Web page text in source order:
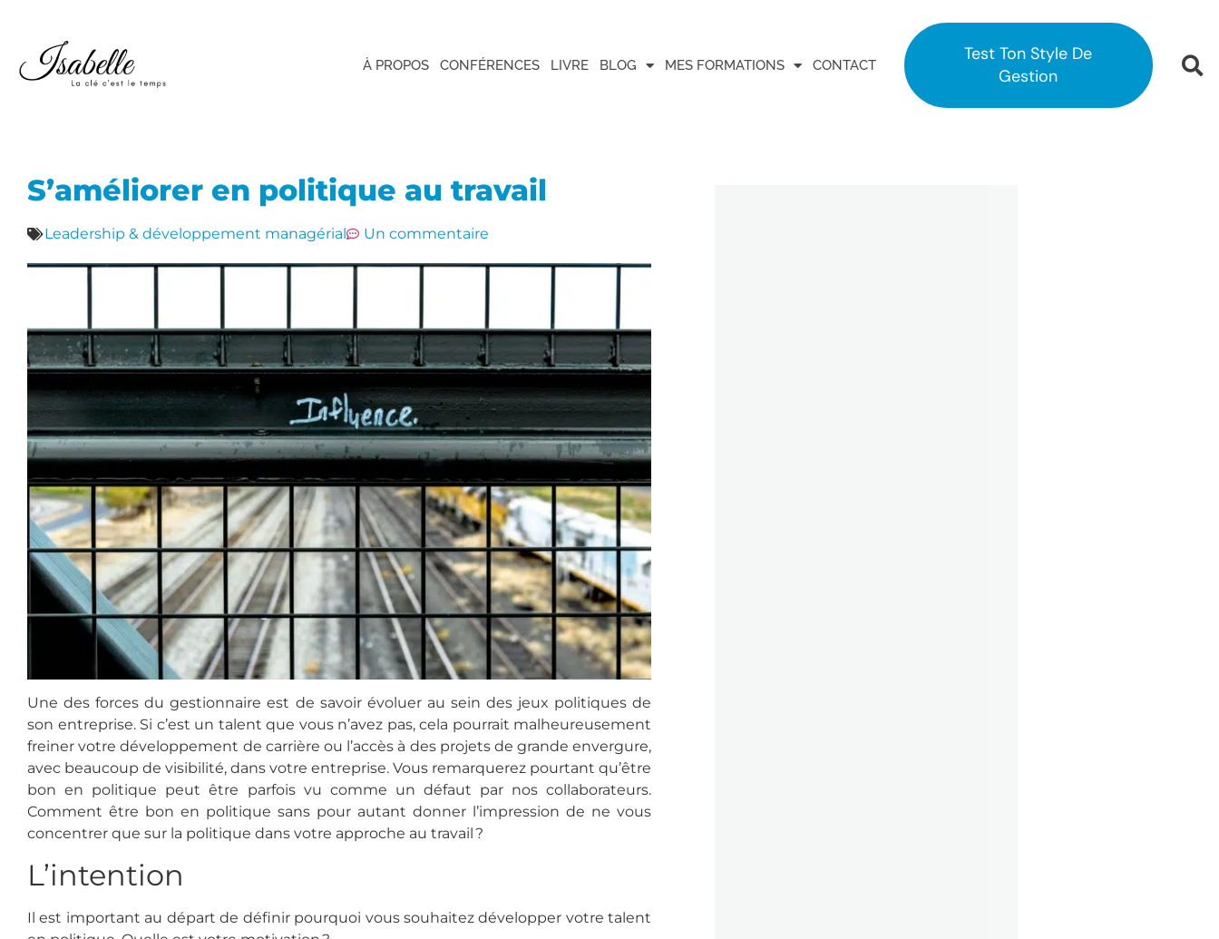
À PROPOS CONFÉRENCES LIVRE BLOG MES FORMATIONS CONTACT
Test Ton Style De
Gestion
S’améliorer en politique au travail
Leadership & développement managérial Un commentaire
Une des forces du gestionnaire est de savoir évoluer au sein des jeux politiques de
son entreprise. Si c’est un talent que vous n’avez pas, cela pourrait malheureusement
freiner votre développement de carrière ou l’accès à des projets de grande envergure,
avec beaucoup de visibilité, dans votre entreprise. Vous remarquerez pourtant qu’être
bon en politique peut être parfois vu comme un défaut par nos collaborateurs.
Comment être bon en politique sans pour autant donner l’impression de ne vous
concentrer que sur la politique dans votre approche au travail ?
L’intention
Il est important au départ de définir pourquoi vous souhaitez développer votre talent